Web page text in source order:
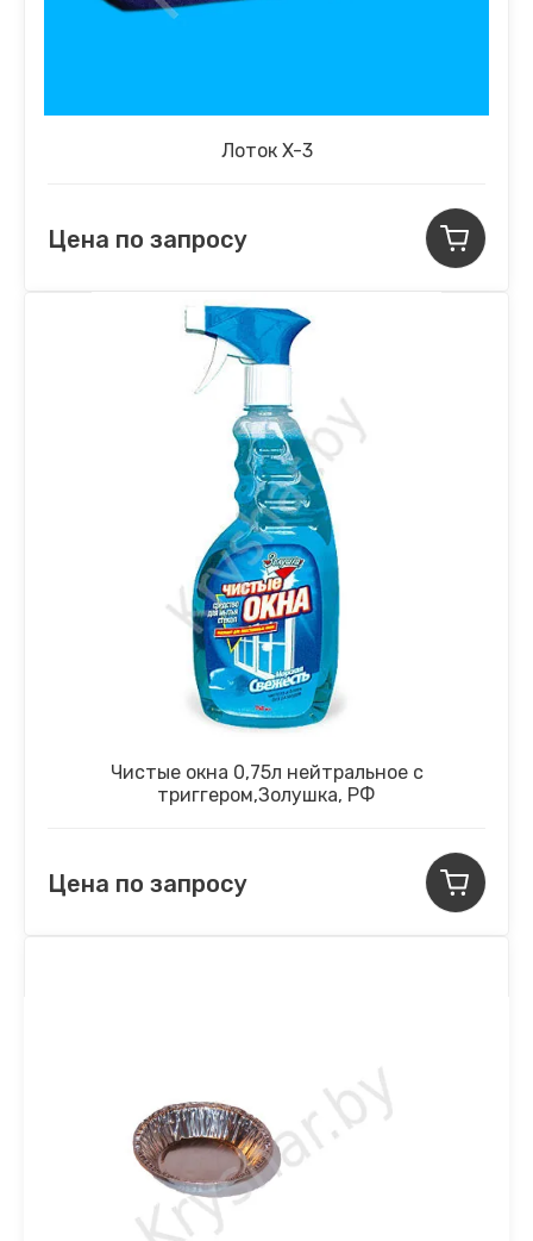
Лоток X-3
Цена по запросу
Чистые окна 0,75л нейтральное с
триггером,Золушка, РФ
Цена по запросу